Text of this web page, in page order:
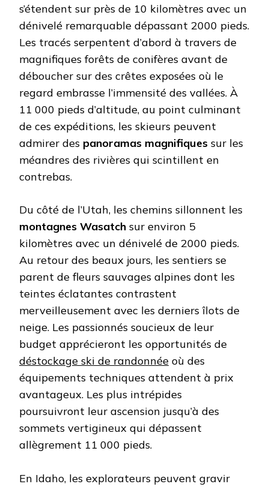
s’étendent sur près de 10 kilomètres avec un
dénivelé remarquable dépassant 2000 pieds.
Les tracés serpentent d’abord à travers de
magnifiques forêts de conifères avant de
déboucher sur des crêtes exposées où le
regard embrasse l’immensité des vallées. À
11 000 pieds d’altitude, au point culminant
de ces expéditions, les skieurs peuvent
admirer des panoramas magnifiques sur les
méandres des rivières qui scintillent en
contrebas.
Du côté de l’Utah, les chemins sillonnent les
montagnes Wasatch sur environ 5
kilomètres avec un dénivelé de 2000 pieds.
Au retour des beaux jours, les sentiers se
parent de fleurs sauvages alpines dont les
teintes éclatantes contrastent
merveilleusement avec les derniers îlots de
neige. Les passionnés soucieux de leur
budget apprécieront les opportunités de
déstockage ski de randonnée où des
équipements techniques attendent à prix
avantageux. Les plus intrépides
poursuivront leur ascension jusqu’à des
sommets vertigineux qui dépassent
allègrement 11 000 pieds.
En Idaho, les explorateurs peuvent gravir